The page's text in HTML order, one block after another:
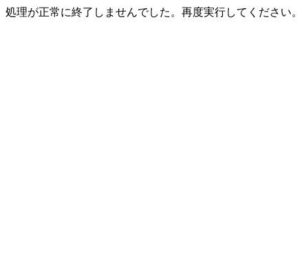
処理が正常に終了しませんでした。再度実行してください。